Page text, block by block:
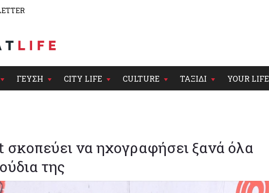
ΓΕΥΣΗ CITY LIFE CULTURE ΤΑΞΙΔΙ YOUR LIFE
να ηχογραφήσει ξανά όλα
της